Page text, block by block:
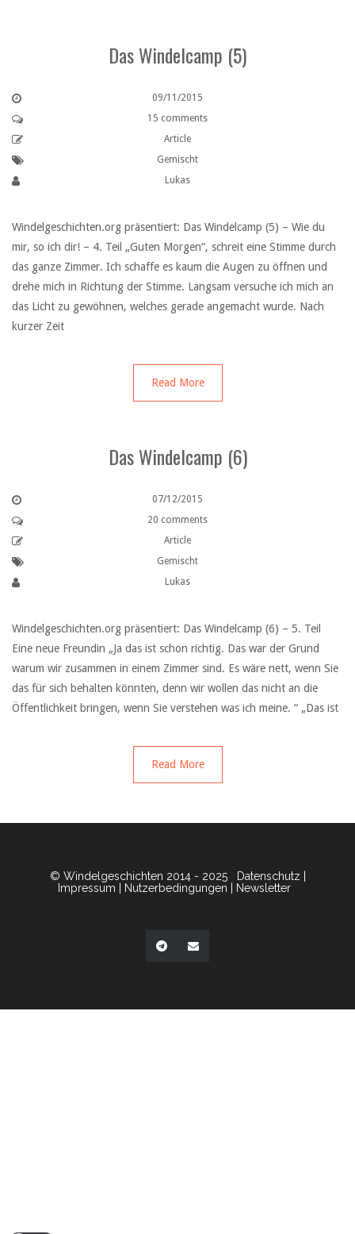
Das Windelcamp (5)
09/11/2015
15 comments
Article
Gemischt
Lukas
Windelgeschichten.org präsentiert: Das Windelcamp (5) – Wie du
mir, so ich dir! – 4. Teil „Guten Morgen“, schreit eine Stimme durch
das ganze Zimmer. Ich schaffe es kaum die Augen zu öffnen und
drehe mich in Richtung der Stimme. Langsam versuche ich mich an
das Licht zu gewöhnen, welches gerade angemacht wurde. Nach
kurzer Zeit
Read More
Das Windelcamp (6)
07/12/2015
20 comments
Article
Gemischt
Lukas
Windelgeschichten.org präsentiert: Das Windelcamp (6) – 5. Teil
Eine neue Freundin „Ja das ist schon richtig. Das war der Grund
warum wir zusammen in einem Zimmer sind. Es wäre nett, wenn Sie
das für sich behalten könnten, denn wir wollen das nicht an die
Öffentlichkeit bringen, wenn Sie verstehen was ich meine. “ „Das ist
Read More
© Windelgeschichten 2014 - 2025 Datenschutz
Impressum
Nutzerbedingungen Newsletter